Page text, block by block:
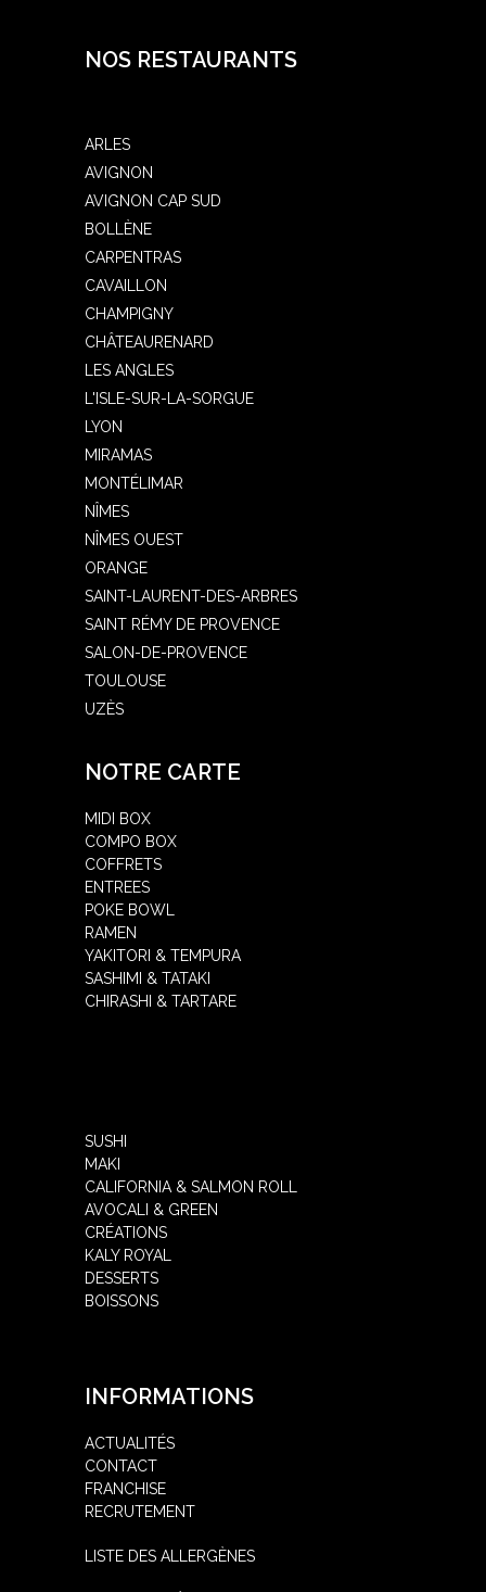
NOS RESTAURANTS
ARLES
AVIGNON
AVIGNON CAP SUD
BOLLÈNE
CARPENTRAS
CAVAILLON
CHAMPIGNY
CHÂTEAURENARD
LES ANGLES
L'ISLE-SUR-LA-SORGUE
LYON
MIRAMAS
MONTÉLIMAR
NÎMES
NÎMES OUEST
ORANGE
SAINT-LAURENT-DES-ARBRES
SAINT RÉMY DE PROVENCE
SALON-DE-PROVENCE
TOULOUSE
UZÈS
NOTRE CARTE
MIDI BOX
COMPO BOX
COFFRETS
ENTREES
POKE BOWL
RAMEN
YAKITORI & TEMPURA
SASHIMI & TATAKI
CHIRASHI & TARTARE
SUSHI
MAKI
CALIFORNIA & SALMON ROLL
AVOCALI & GREEN
CRÉATIONS
KALY ROYAL
DESSERTS
BOISSONS
INFORMATIONS
ACTUALITÉS
CONTACT
FRANCHISE
RECRUTEMENT
LISTE DES ALLERGÈNES